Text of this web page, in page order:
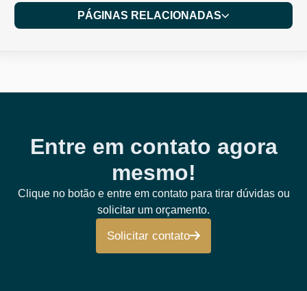
PÁGINAS RELACIONADAS
Entre em contato agora
mesmo!
Clique no botão e entre em contato para tirar dúvidas ou
solicitar um orçamento.
Solicitar contato